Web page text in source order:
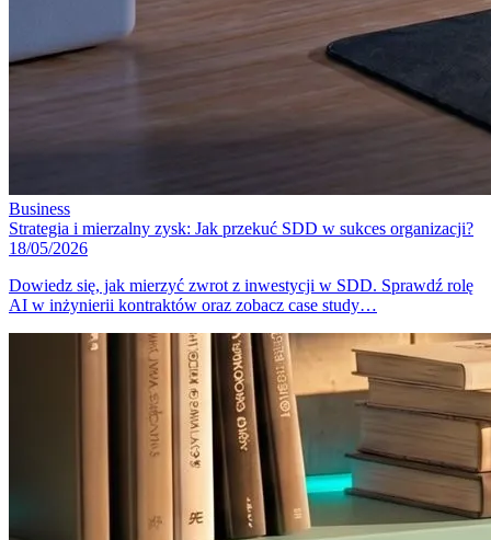
Business
Strategia i mierzalny zysk: Jak przekuć SDD w sukces organizacji?
18/05/2026
Dowiedz się, jak mierzyć zwrot z inwestycji w SDD. Sprawdź rolę
AI w inżynierii kontraktów oraz zobacz case study…